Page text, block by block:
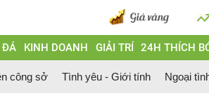
ĐÁ KINH DOANH GIẢI TRÍ 24H THÍCH
công sở Tình yêu - Giới tính Ngoại